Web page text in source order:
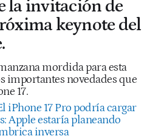
la invitación de
keynote del
mordida para esta
importantes novedades que
17.
iPhone 17 Pro podría cargar
Apple estaría planeando
inversa